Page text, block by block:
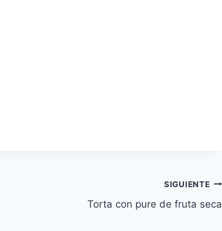
SIGUIENTE
Torta con pure de fruta seca